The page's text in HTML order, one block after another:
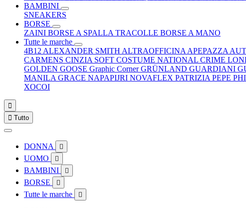
BAMBINI
SNEAKERS
BORSE
ZAINI BORSE A SPALLA TRACOLLE BORSE A MANO
Tutte le marche
4B12 ALEXANDER SMITH ALTRAOFFICINA APEPAZZA
CARMENS CINZIA SOFT COSTUME NATIONAL CRIME
GOLDEN GOOSE Graphic CornerGRÜNLAND GUARDIANI
MANILA GRACE NAPAPIJRI NOVAFLEX PATRIZIA PEPE
XOCOI

 Tutto
DONNA 
UOMO 
BAMBINI 
BORSE 
Tutte le marche 